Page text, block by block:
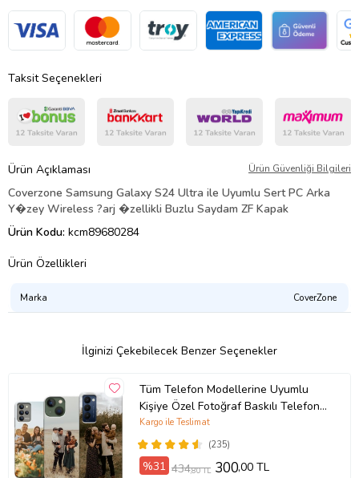
Taksit Seçenekleri
Ürün Açıklaması Ürün Güvenliği Bilgileri
Coverzone Samsung Galaxy S24 Ultra ile Uyumlu Sert PC Arka
Y�zey Wireless ?arj �zellikli Buzlu Saydam ZF Kapak
Ürün Kodu: kcm89680284
Ürün Özellikleri
Marka CoverZone
İlginizi Çekebilecek Benzer Seçenekler
Tüm Telefon Modellerine Uyumlu
Kişiye Özel Fotoğraf Baskılı Telefon
Kılıfı
(235)
Kargo ile Teslimat
%31 434,80 TL 300,00 TL